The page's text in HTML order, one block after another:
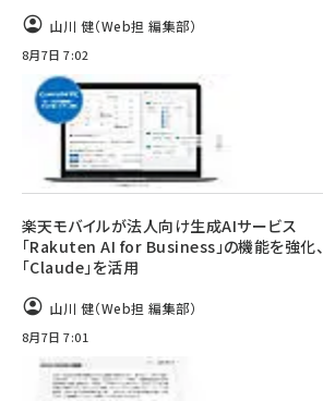
山川 健（Web担 編集部）
8月7日 7:02
楽天モバイルが法人向け生成AIサービス
「Rakuten AI for Business」の機能を強化、
「Claude」を活用
山川 健（Web担 編集部）
8月7日 7:01